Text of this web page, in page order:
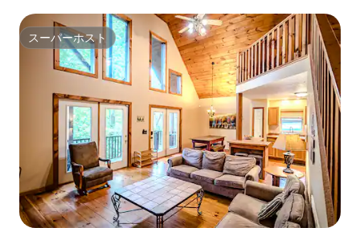
スーパーホスト
スーパーホスト